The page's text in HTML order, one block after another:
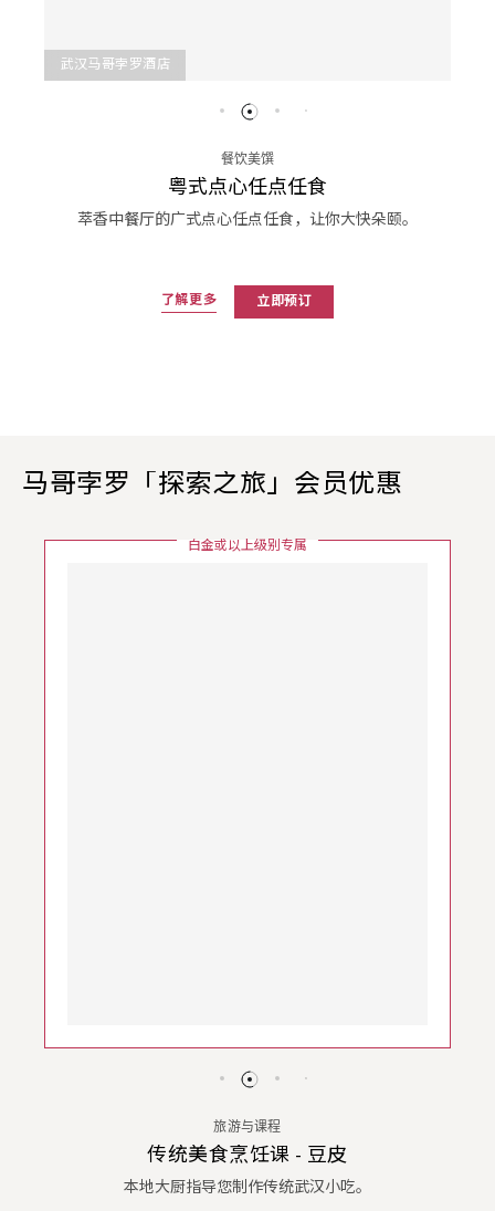
武汉马哥孛罗酒店
餐饮美馔
粤式点心任点任食
萃香中餐厅的广式点心任点任食，让你大快朵颐。
了解更多 立即预订
马哥孛罗「探索之旅」会员优惠​
白金或以上级别专属
旅游与课程
传统美食烹饪课 - 豆皮
本地大厨指导您制作传统武汉小吃。